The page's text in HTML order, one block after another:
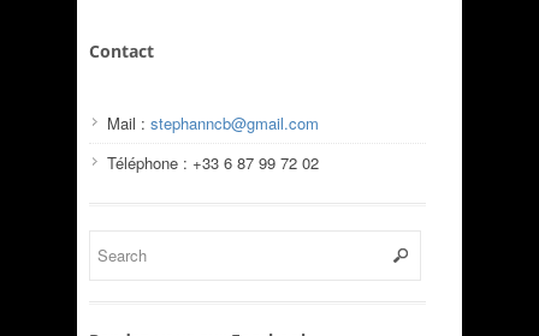
Contact
Mail : stephanncb@gmail.com
Téléphone : +33 6 87 99 72 02